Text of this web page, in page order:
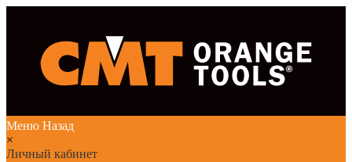
Меню Назад
×
Личный кабинет